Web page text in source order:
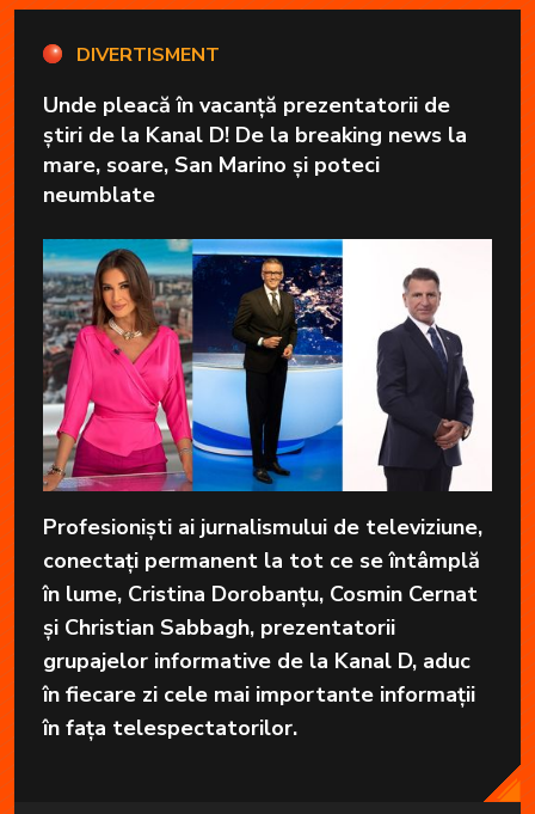
DIVERTISMENT
Unde pleacă în vacanță prezentatorii de
știri de la Kanal D! De la breaking news la
mare, soare, San Marino și poteci
neumblate
Profesioniști ai jurnalismului de televiziune,
conectați permanent la tot ce se întâmplă
în lume, Cristina Dorobanțu, Cosmin Cernat
și Christian Sabbagh, prezentatorii
grupajelor informative de la Kanal D, aduc
în fiecare zi cele mai importante informații
în fața telespectatorilor.